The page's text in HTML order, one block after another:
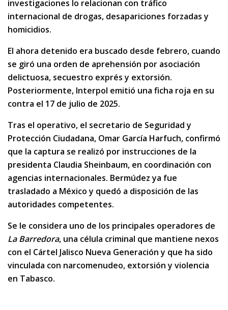
investigaciones lo relacionan con tráfico
internacional de drogas, desapariciones forzadas y
homicidios.
El ahora detenido era buscado desde febrero, cuando
se giró una orden de aprehensión por asociación
delictuosa, secuestro exprés y extorsión.
Posteriormente, Interpol emitió una ficha roja en su
contra el 17 de julio de 2025.
Tras el operativo, el secretario de Seguridad y
Protección Ciudadana, Omar García Harfuch, confirmó
que la captura se realizó por instrucciones de la
presidenta Claudia Sheinbaum, en coordinación con
agencias internacionales. Bermúdez ya fue
trasladado a México y quedó a disposición de las
autoridades competentes.
Se le considera uno de los principales operadores de
La Barredora, una célula criminal que mantiene nexos
con el Cártel Jalisco Nueva Generación y que ha sido
vinculada con narcomenudeo, extorsión y violencia
en Tabasco.